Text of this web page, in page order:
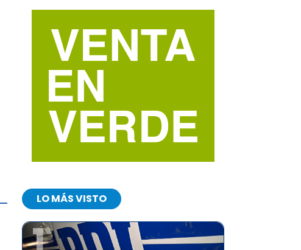
LO MÁS VISTO